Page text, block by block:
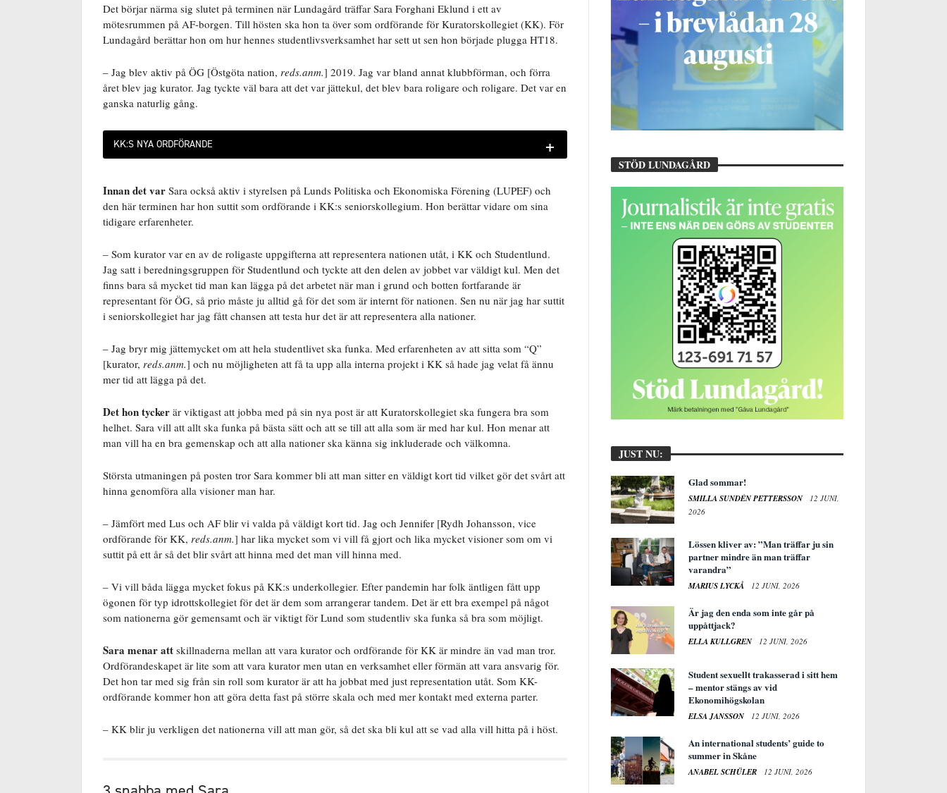
Det börjar närma sig slutet på terminen när Lundagård träffar Sara Forghani Eklund i ett av
mötesrummen på AF-borgen. Till hösten ska hon ta över som ordförande för Kuratorskollegiet (KK). För
Lundagård berättar hon om hur hennes studentlivsverksamhet har sett ut sen hon började plugga HT18.
– Jag blev aktiv på ÖG [Östgöta nation, reds.anm.] 2019. Jag var bland annat klubbförman, och förra
året blev jag kurator. Jag tyckte väl bara att det var jättekul, det blev bara roligare och roligare. Det var en
ganska naturlig gång.
KK:S NYA ORDFÖRANDE +
Innan det var Sara också aktiv i styrelsen på Lunds Politiska och Ekonomiska Förening (LUPEF) och
den här terminen har hon suttit som ordförande i KK:s seniorskollegium. Hon berättar vidare om sina
tidigare erfarenheter.
– Som kurator var en av de roligaste uppgifterna att representera nationen utåt, i KK och Studentlund.
Jag satt i beredningsgruppen för Studentlund och tyckte att den delen av jobbet var väldigt kul. Men det
finns bara så mycket tid man kan lägga på det arbetet när man i grund och botten fortfarande är
representant för ÖG, så prio måste ju alltid gå för det som är internt för nationen. Sen nu när jag har suttit
i seniorskollegiet har jag fått chansen att testa hur det är att representera alla nationer.
– Jag bryr mig jättemycket om att hela studentlivet ska funka. Med erfarenheten av att sitta som “Q”
[kurator, reds.anm.] och nu möjligheten att få ta upp alla interna projekt i KK så hade jag velat få ännu
mer tid att lägga på det.
Det hon tycker är viktigast att jobba med på sin nya post är att Kuratorskollegiet ska fungera bra som
helhet. Sara vill att allt ska funka på bästa sätt och att se till att alla som är med har kul. Hon menar att
man vill ha en bra gemenskap och att alla nationer ska känna sig inkluderade och välkomna.
Största utmaningen på posten tror Sara kommer bli att man sitter en väldigt kort tid vilket gör det svårt att
hinna genomföra alla visioner man har.
– Jämfört med Lus och AF blir vi valda på väldigt kort tid. Jag och Jennifer [Rydh Johansson, vice
ordförande för KK, reds.anm.] har lika mycket som vi vill få gjort och lika mycket visioner som om vi
suttit på ett år så det blir svårt att hinna med det man vill hinna med.
– Vi vill båda lägga mycket fokus på KK:s underkollegier. Efter pandemin har folk äntligen fått upp
ögonen för typ idrottskollegiet för det är dem som arrangerar tandem. Det är ett bra exempel på något
som nationerna gör gemensamt och är viktigt för Lund som studentliv ska funka så bra som möjligt.
Sara menar att skillnaderna mellan att vara kurator och ordförande för KK är mindre än vad man tror.
Ordförandeskapet är lite som att vara kurator men utan en verksamhet eller förmän att vara ansvarig för.
Det hon tar med sig från sin roll som kurator är att ha jobbat med just representation utåt. Som KK-
ordförande kommer hon att göra detta fast på större skala och med mer kontakt med externa parter.
– KK blir ju verkligen det nationerna vill att man gör, så det ska bli kul att se vad alla vill hitta på i höst.
STÖD LUNDAGÅRD
JUST NU:
Glad sommar!
SMILLA SUNDÉN PETTERSSON
12 JUNI,
2026
Lössen kliver av: ”Man träffar ju sin
partner mindre än man träffar
varandra”
MARIUS LYCKÅ 12 JUNI, 2026
Är jag den enda som inte går på
uppåttjack?
ELLA KULLGREN 12 JUNI, 2026
Student sexuellt trakasserad i sitt hem
– mentor stängs av vid
Ekonomihögskolan
ELSA JANSSON 12 JUNI, 2026
An international students’ guide to
summer in Skåne
ANABEL SCHÜLER 12 JUNI, 2026